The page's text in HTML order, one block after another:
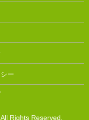
ー
Rights Reserved.